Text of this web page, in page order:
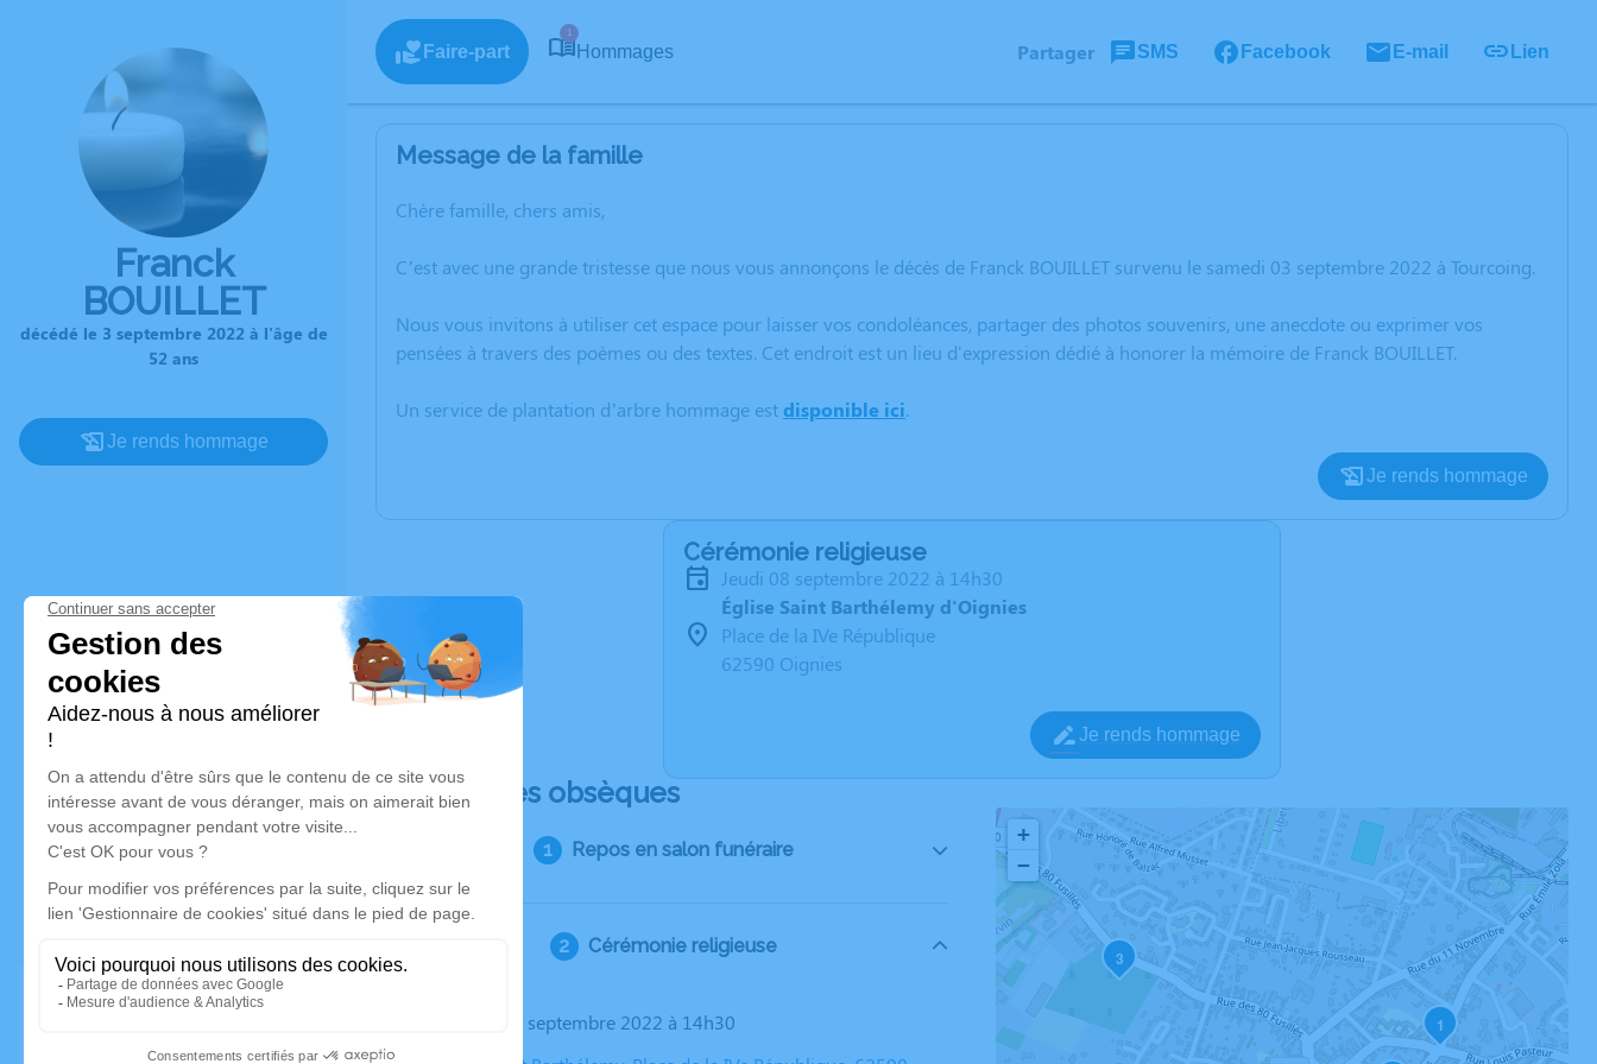
Franck
BOUILLET
décédé le 3 septembre 2022 à l'âge de
52 ans
Je rends hommage
Faire-part
1
Hommages Partager SMS Facebook E-mail Lien
Message de la famille
Chère famille, chers amis,
C’est avec une grande tristesse que nous vous annonçons le décès de Franck BOUILLET survenu le samedi 03 septembre 2022 à Tourcoing.
Nous vous invitons à utiliser cet espace pour laisser vos condoléances, partager des photos souvenirs, une anecdote ou exprimer vos
pensées à travers des poèmes ou des textes. Cet endroit est un lieu d'expression dédié à honorer la mémoire de Franck BOUILLET.
Un service de plantation d’arbre hommage estdisponible ici.
Je rends hommage
Cérémonie religieuse
jeudi 08 septembre 2022 à 14h30
Église Saint Barthélemy d'Oignies
Place de la IVe République
62590 Oignies
Je rends hommage
Déroulé des obsèques
Repos en salon funéraire
Cérémonie religieuse
Le jeudi 08 septembre 2022 à 14h30
1
3
+
−